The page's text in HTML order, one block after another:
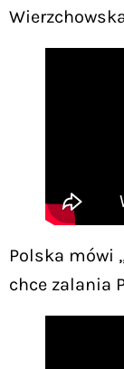
Polska mówi
chce zalania